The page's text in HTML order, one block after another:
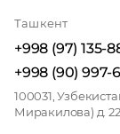
Ташкент
+998 (97) 135-
+998 (90) 997-
100031,
Миракилова) д. 22